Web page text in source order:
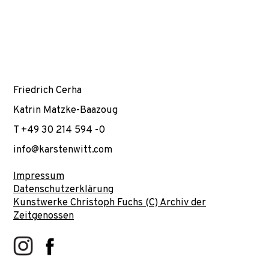
Friedrich Cerha
Katrin Matzke-Baazoug
T +49 30 214 594 -0
info@karstenwitt.com
Impressum
Datenschutzerklärung
Kunstwerke Christoph Fuchs (C) Archiv der
Zeitgenossen